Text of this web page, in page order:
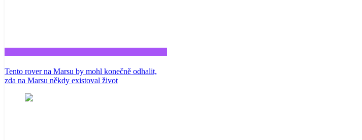
Tento rover na Marsu by mohl konečně odhalit,
zda na Marsu někdy existoval život